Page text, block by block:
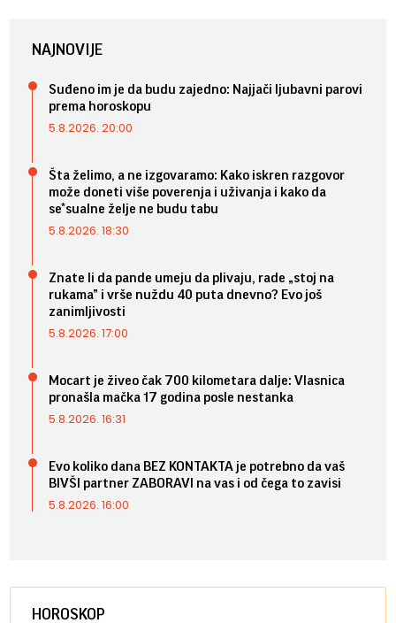
NAJNOVIJE
Suđeno im je da budu zajedno: Najjači ljubavni parovi
prema horoskopu
5.8.2026. 20:00
Šta želimo, a ne izgovaramo: Kako iskren razgovor
može doneti više poverenja i uživanja i kako da
se*sualne želje ne budu tabu
5.8.2026. 18:30
Znate li da pande umeju da plivaju, rade „stoj na
rukama” i vrše nuždu 40 puta dnevno? Evo još
zanimljivosti
5.8.2026. 17:00
Mocart je živeo čak 700 kilometara dalje: Vlasnica
pronašla mačka 17 godina posle nestanka
5.8.2026. 16:31
Evo koliko dana BEZ KONTAKTA je potrebno da vaš
BIVŠI partner ZABORAVI na vas i od čega to zavisi
5.8.2026. 16:00
HOROSKOP